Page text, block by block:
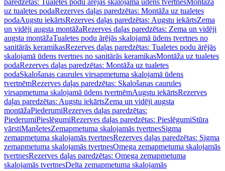
paredzētas: Tualetes podu ārējās skalojamā ūdens tvertnesMontāža
uz tualetes podaRezerves daļas paredzētas: Montāža uz tualetes
podaAugstu iekārtsRezerves daļas paredzētas: Augstu iekārtsZema
un vidēji augsta montāžaRezerves daļas paredzētas: Zema un vidēji
augsta montāžaTualetes podu ārējās skalojamā ūdens tvertnes no
sanitārās keramikasRezerves daļas paredzētas: Tualetes podu ārējās
skalojamā ūdens tvertnes no sanitārās keramikasMontāža uz tualetes
podaRezerves daļas paredzētas: Montāža uz tualetes
podaSkalošanas caurules virsapmetuma skalojamā ūdens
tvertnēmRezerves daļas paredzētas: Skalošanas caurules
virsapmetuma skalojamā ūdens tvertnēmAugstu iekārtsRezerves
daļas paredzētas: Augstu iekārtsZema un vidēji augsta
montāžaPiederumiRezerves daļas paredzētas:
PiederumiPieslēgumiRezerves daļas paredzētas: PieslēgumiStūra
vārstiManšetesZemapmetuma skalojamās tvertnesSigma
zemapmetuma skalojamās tvertnesRezerves daļas paredzētas: Sigma
zemapmetuma skalojamās tvertnesOmega zemapmetuma skalojamās
tvertnesRezerves daļas paredzētas: Omega zemapmetuma
skalojamās tvertnesDelta zemapmetuma skalojamās